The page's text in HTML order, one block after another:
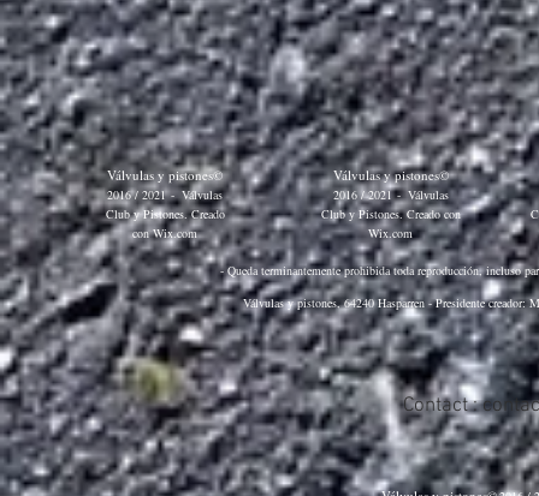
Válvulas y pistones©
2016 / 2021 - Válvulas
Club y Pistones. Creado
conWix.com
Válvulas y pistones©
2016 / 2021 - Válvulas
Club y Pistones. Creado con
Wix.com
- Queda terminantemente prohibida toda reproducción, incluso
Válvulas y pistones, 64240 Hasparren - Presidente creador:
Contact :